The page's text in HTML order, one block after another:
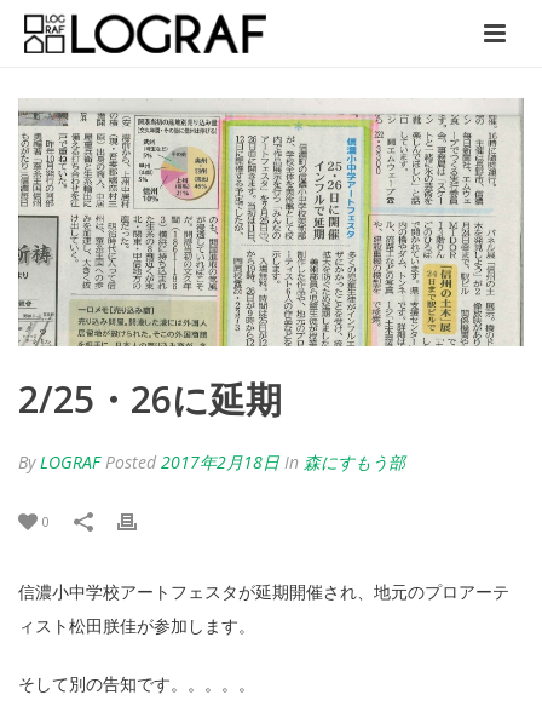
2/25・26に延期
ByLOGRAF Posted 2017年2月18日 In 森にすもう部
0
信濃小中学校アートフェスタが延期開催され、地元のプロアーテ
ィスト松田朕佳が参加します。
そして別の告知です。。。。。